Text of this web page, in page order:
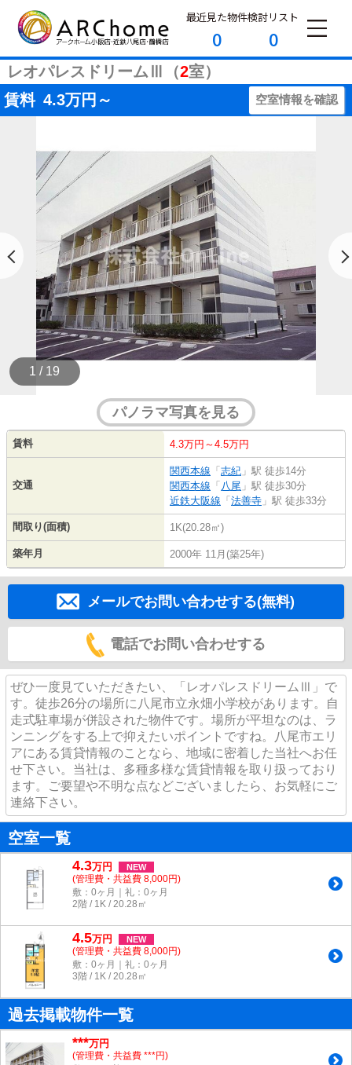
最近見た物件
0
検討リスト
0
レオパレスドリームⅢ（2室）
賃料 4.3万円～ 空室情報を確認
1 / 19
パノラマ写真を見る
賃料 4.3万円～4.5万円
交通
関西本線 「 志紀 」駅 徒歩14分
関西本線 「 八尾 」駅 徒歩30分
近鉄大阪線 「 法善寺 」駅 徒歩33分
間取り(面積) 1K(20.28㎡)
築年月 2000年 11月(築25年)
メールでお問い合わせする(無料)
電話でお問い合わせする
ぜひ一度見ていただきたい、「レオパレスドリームⅢ」で
す。徒歩26分の場所に八尾市立永畑小学校があります。自
走式駐車場が併設された物件です。場所が平坦なのは、ラ
ンニングをする上で抑えたいポイントですね。八尾市エリ
アにある賃貸情報のことなら、地域に密着した当社へお任
せ下さい。当社は、多種多様な賃貸情報を取り扱っており
ます。ご要望や不明な点などございましたら、お気軽にご
連絡下さい。
空室一覧
4.3万円 NEW
(管理費・共益費 8,000円)
敷：0ヶ月｜礼：0ヶ月
2階 / 1K / 20.28㎡
4.5万円 NEW
(管理費・共益費 8,000円)
敷：0ヶ月｜礼：0ヶ月
3階 / 1K / 20.28㎡
過去掲載物件一覧
***万円
(管理費・共益費 ***円)